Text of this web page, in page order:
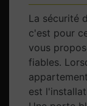
La sécurité
c'est pour
vous
fiables.
est